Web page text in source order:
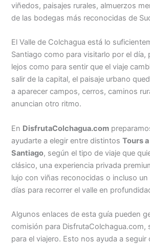
viñedos, paisajes rurales, almuerzos
de las bodegas más reconocidas de
El Valle de Colchagua está lo
Santiago como para visitarlo por el día,
lejos como para sentir que el viaje
salir de la capital, el paisaje urbano
a aparecer campos, cerros, caminos
anuncian otro ritmo.
En DisfrutaColchagua.com
ayudarte a elegir entre distintosTours
Santiago, según el tipo de viaje que
clásico, una experiencia privada
lujo con viñas reconocidas o incluso
días para recorrer el valle en
Algunos enlaces de esta guía pueden
comisión para DisfrutaColchagua.com,
para el viajero. Esto nos ayuda a